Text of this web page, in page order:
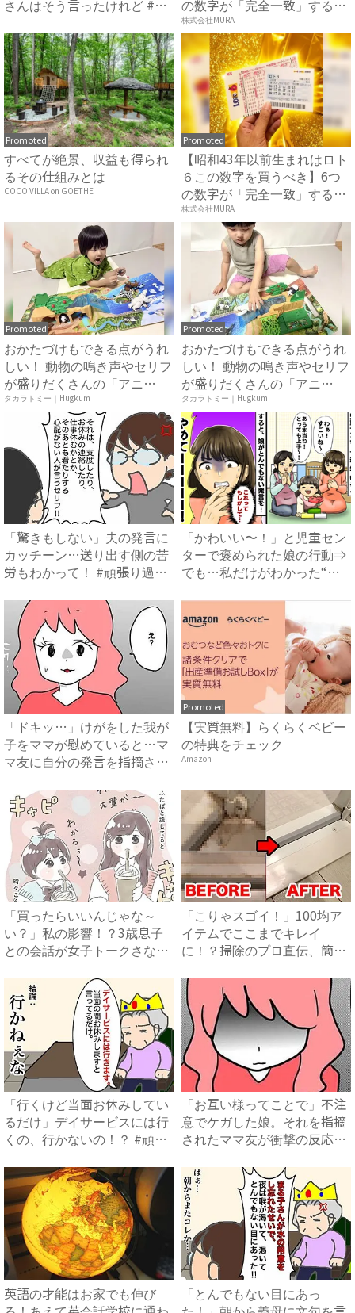
さんはそう言ったけれど #
の数字が「完全一致」する
方...
株式会社MURA
Promoted
すべてが絶景、収益も得られ
るその仕組みとは
COCO VILLA on GOETHE
Promoted
【昭和43年以前生まれはロト
６この数字を買うべき】6つ
の数字が「完全一致」する
方...
株式会社MURA
Promoted
おかたづけもできる点がうれ
しい！ 動物の鳴き声やセリフ
が盛りだくさんの「アニ
ア ...
タカラトミー｜Hugkum
Promoted
おかたづけもできる点がうれ
しい！ 動物の鳴き声やセリフ
が盛りだくさんの「アニ
ア ...
タカラトミー｜Hugkum
「驚きもしない」夫の発言に
カッチーン…送り出す側の苦
労もわかって！ #頑張り過
「かわいい〜！」と児童セン
ターで褒められた娘の行動⇒
でも…私だけがわかった“赤
「ドキッ…」けがをした我が
子をママが慰めていると…マ
マ友に自分の発言を指摘さ
Promoted
【実質無料】らくらくベビー
の特典をチェック
Amazon
「買ったらいいんじゃな～
い？」私の影響！？3歳息子
との会話が女子トークさなが
「こりゃスゴイ！」100均ア
イテムでここまでキレイ
に！？掃除のプロ直伝、簡単
「行くけど当面お休みしてい
るだけ」デイサービスには行
くの、行かないの！？ #頑
「お互い様ってことで」不注
意でケガした娘。それを指摘
されたママ友が衝撃の反応
英語の才能はお家でも伸び
「とんでもない目にあっ